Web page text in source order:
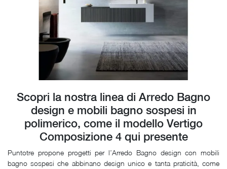
Scopri la nostra linea di Arredo Bagno
design e mobili bagno sospesi in
polimerico, come il modello Vertigo
Composizione 4 qui presente
Puntotre propone progetti per l’Arredo Bagno design con mobili
bagno sospesi che abbinano design unico e tanta praticità, come